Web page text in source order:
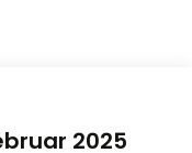
2025